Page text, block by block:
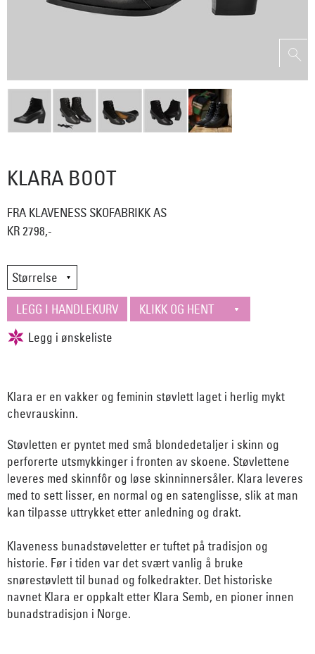
KLARA BOOT
FRA KLAVENESS SKOFABRIKK AS
KR 2798,-
Klara er en vakker og feminin støvlett laget i herlig mykt
chevrauskinn.
Støvletten er pyntet med små blondedetaljer i skinn og
perforerte utsmykkinger i fronten av skoene. Støvlettene
leveres med skinnfôr og løse skinninnersåler. Klara leveres
med to sett lisser, en normal og en satenglisse, slik at man
kan tilpasse uttrykket etter anledning og drakt.
Klaveness bunadstøveletter er tuftet på tradisjon og
historie. Før i tiden var det svært vanlig å bruke
snørestøvlett til bunad og folkedrakter. Det historiske
navnet Klara er oppkalt etter Klara Semb, en pioner innen
bunadstradisjon i Norge.